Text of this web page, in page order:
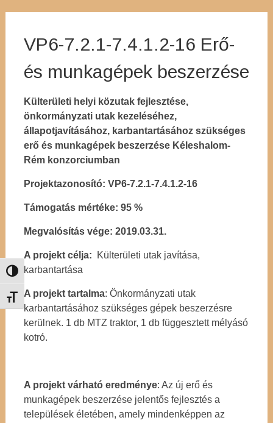
Nagy kontraszt váltása
Betűméret váltása
VP6-7.2.1-7.4.1.2-16 Erő-
és munkagépek beszerzése
Külterületi helyi közutak fejlesztése,
önkormányzati utak kezeléséhez,
állapotjavításához, karbantartásához szükséges
erő és munkagépek beszerzése Kéleshalom-
Rém konzorciumban
Projektazonosító: VP6-7.2.1-7.4.1.2-16
Támogatás mértéke: 95 %
Megvalósítás vége: 2019.03.31.
A projekt célja: Külterületi utak javítása,
karbantartása
A projekt tartalma: Önkormányzati utak
karbantartásához szükséges gépek beszerzésre
kerülnek. 1 db MTZ traktor, 1 db függesztett mélyásó
kotró.
A projekt várható eredménye: Az új erő és
munkagépek beszerzése jelentős fejlesztés a
települések életében, amely mindenképpen az